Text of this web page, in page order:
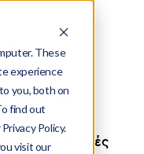
These
experience
you, both on
find out
Policy.
visit our
Agency -
συμβουλές